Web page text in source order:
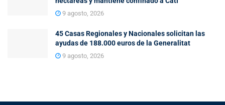
9 agosto, 2026
45 Casas Regionales y Nacionales solicitan las
ayudas de 188.000 euros de la Generalitat
9 agosto, 2026